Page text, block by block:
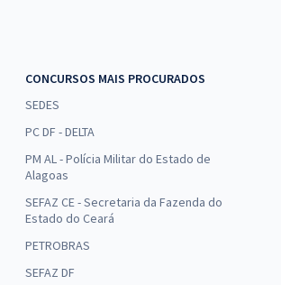
CONCURSOS MAIS PROCURADOS
SEDES
PC DF - DELTA
PM AL - Polícia Militar do Estado de
Alagoas
SEFAZ CE - Secretaria da Fazenda do
Estado do Ceará
PETROBRAS
SEFAZ DF